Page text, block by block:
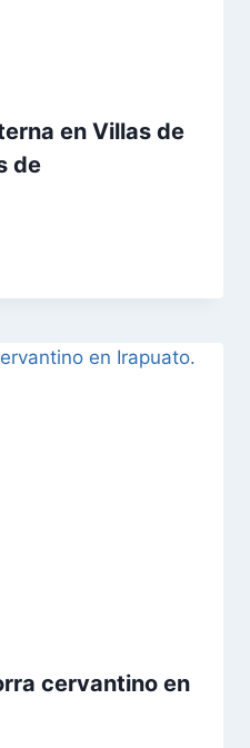
en Villas de
de
cervantino en